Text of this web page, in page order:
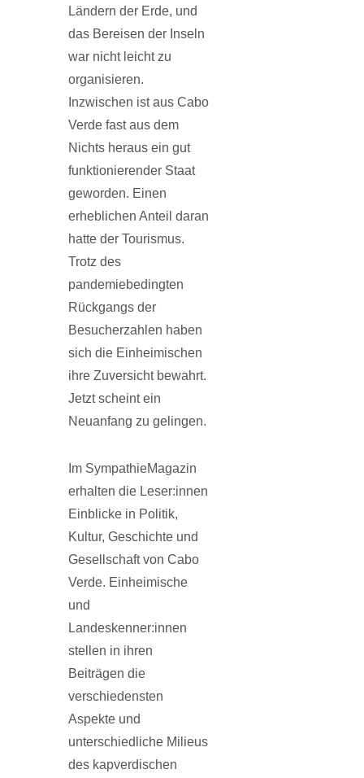
Ländern der Erde, und
das Bereisen der Inseln
war nicht leicht zu
organisieren.
Inzwischen ist aus Cabo
Verde fast aus dem
Nichts heraus ein gut
funktionierender Staat
geworden. Einen
erheblichen Anteil daran
hatte der Tourismus.
Trotz des
pandemiebedingten
Rückgangs der
Besucherzahlen haben
sich die Einheimischen
ihre Zuversicht bewahrt.
Jetzt scheint ein
Neuanfang zu gelingen.
Im SympathieMagazin
erhalten die Leser:innen
Einblicke in Politik,
Kultur, Geschichte und
Gesellschaft von Cabo
Verde. Einheimische
und
Landeskenner:innen
stellen in ihren
Beiträgen die
verschiedensten
Aspekte und
unterschiedliche Milieus
des kapverdischen